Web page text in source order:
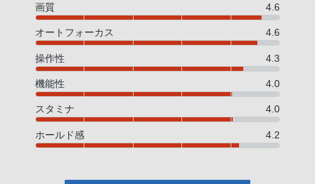
画質 4.6
オートフォーカス 4.6
操作性 4.3
機能性 4.0
スタミナ 4.0
ホールド感 4.2